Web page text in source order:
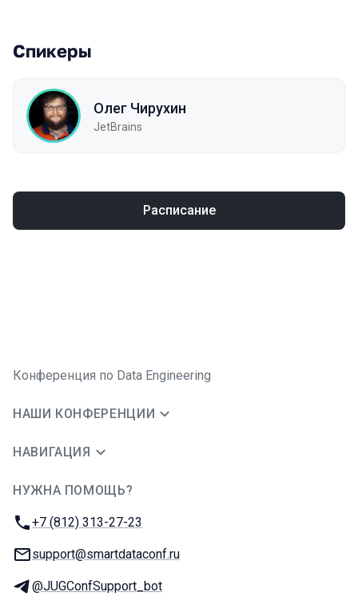
Спикеры
Олег Чирухин
JetBrains
Расписание
Конференция по Data Engineering
НАШИ КОНФЕРЕНЦИИ
НАВИГАЦИЯ
НУЖНА ПОМОЩЬ?
Телефон:
+7 (812) 313-27-23
E-mail:
support@smartdataconf.ru
Телеграм:
@JUGConfSupport_bot